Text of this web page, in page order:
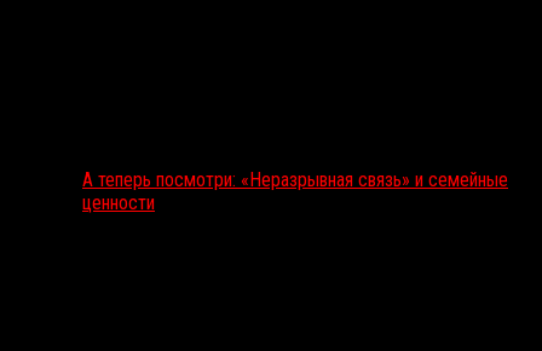
А теперь посмотри: «Неразрывная связь» и семейные
ценности